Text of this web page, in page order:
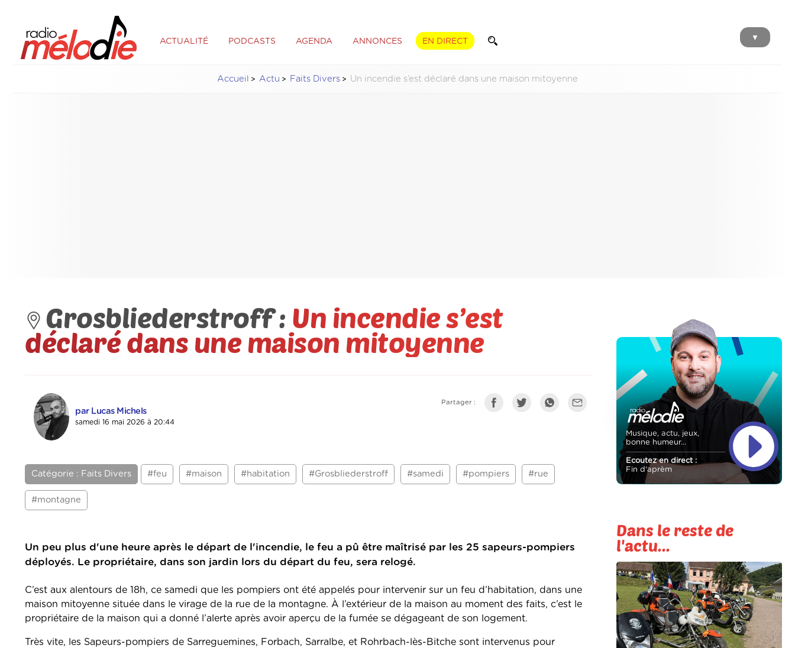
ACTUALITÉ PODCASTS AGENDA ANNONCES EN DIRECT ▼
Accueil Actu Faits Divers Un incendie s’est déclaré dans une maison mitoyenne
Grosbliederstroff : Un incendie s’est
déclaré dans une maison mitoyenne
par Lucas Michels
samedi 16 mai 2026 à 20:44
Partager :
Catégorie : Faits Divers #feu #maison #habitation #Grosbliederstroff #samedi #pompiers #rue
#montagne
Un peu plus d'une heure après le départ de l'incendie, le feu a pû être maîtrisé par les 25 sapeurs-pompiers
déployés. Le propriétaire, dans son jardin lors du départ du feu, sera relogé.
C’est aux alentours de 18h, ce samedi que les pompiers ont été appelés pour intervenir sur un feu d’habitation, dans une
maison mitoyenne située dans le virage de la rue de la montagne. À l’extérieur de la maison au moment des faits, c’est le
propriétaire de la maison qui a donné l’alerte après avoir aperçu de la fumée se dégageant de son logement.
Très vite, les Sapeurs-pompiers de Sarreguemines, Forbach, Sarralbe, et Rohrbach-lès-Bitche sont intervenus pour
Musique, actu, jeux,
bonne humeur...
Ecoutez en direct :
Fin d'aprèm
Dans le reste de
l'actu...